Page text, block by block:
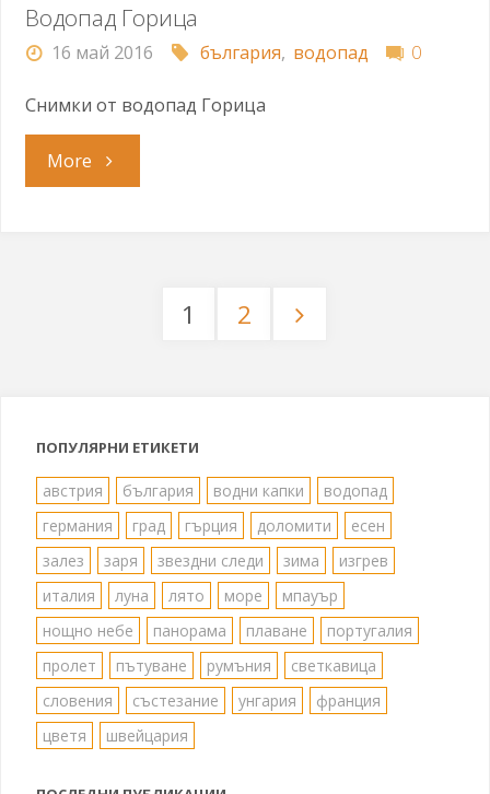
Водопад Горица
16 май 2016 българия, водопад 0
Снимки от водопад Горица
More"Водопад
публикациите
на
страници
1 2
ПОПУЛЯРНИ ЕТИКЕТИ
австрия българия водни капки
водопад
германия
град гърция доломити
есен
залез
заря звездни следи зима
изгрев
италия
луна лято море
мпауър
нощно небе
панорама плаване
португалия
пролет
пътуване румъния
светкавица
словения
състезание унгария
франция
цветя
швейцария